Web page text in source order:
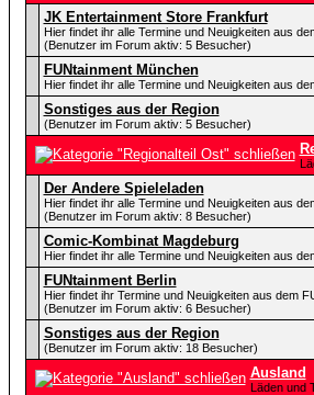
JK Entertainment Store Frankfurt
Hier findet ihr alle Termine und Neuigkeiten aus
(Benutzer im Forum aktiv: 5 Besucher)
FUNtainment München
Hier findet ihr alle Termine und Neuigkeiten aus
Sonstiges aus der Region
(Benutzer im Forum aktiv: 5 Besucher)
Der Andere Spieleladen
Hier findet ihr alle Termine und Neuigkeiten aus
(Benutzer im Forum aktiv: 8 Besucher)
Comic-Kombinat Magdeburg
Hier findet ihr alle Termine und Neuigkeiten aus
FUNtainment Berlin
Hier findet ihr Termine und Neuigkeiten aus dem
(Benutzer im Forum aktiv: 6 Besucher)
Sonstiges aus der Region
(Benutzer im Forum aktiv: 18 Besucher)
Ausland
Läden und